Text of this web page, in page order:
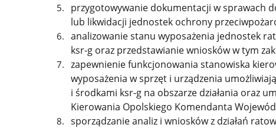
przygotowywanie dokumentacji w sprawach
lub likwidacji jednostek ochrony
analizowanie stanu wyposażenia jednostek
ksr-g oraz przedstawianie wniosków w tym
zapewnienie funkcjonowania stanowiska
wyposażenia w sprzęt i urządzenia
i środkami ksr-g na obszarze działania oraz
Kierowania Opolskiego Komendanta
sporządzanie analiz i wniosków z działań